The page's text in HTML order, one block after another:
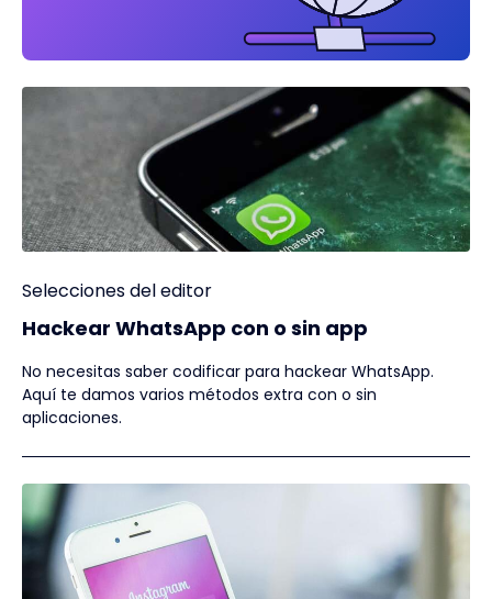
Selecciones del editor
Hackear WhatsApp con o sin app
No necesitas saber codificar para hackear WhatsApp.
Aquí te damos varios métodos extra con o sin
aplicaciones.